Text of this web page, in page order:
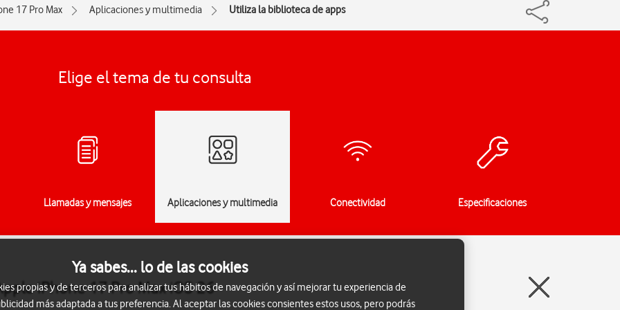
17 Pro Max Aplicaciones y multimedia Utiliza la biblioteca de apps
Elige el tema de tu consulta
Llamadas y mensajes Aplicaciones y multimedia Conectividad Especificaciones
iPhone 17 Pro Max iOS 26
Ya sabes... lo de las cookies
propias y de terceros para analizar tus hábitos de navegación y así mejorar tu experiencia de
más adaptada a tus preferencia. Al aceptar las cookies consientes estos usos, pero podrás